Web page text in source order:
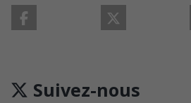
Suivez-nous